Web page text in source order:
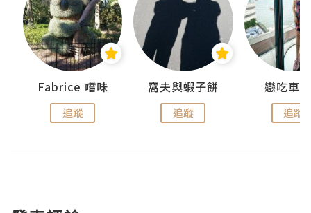
Fabrice 嚐味
追蹤
窩夫與蝦子餅
追蹤
戀吃車
追蹤